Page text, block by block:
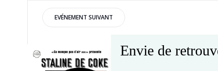
Post
navigation
EVÉNEMENT SUIVANT
12 juillet 2019 -20h30
Envie de